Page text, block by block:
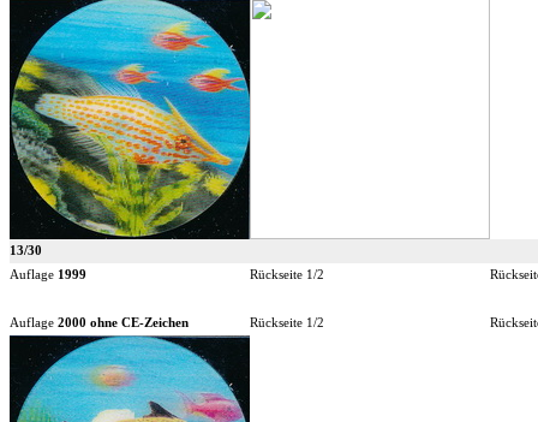
13/30
Auflage 1999 Rückseite 1/2
Auflage 2000 ohne CE-Zeichen Rückseite 1/2